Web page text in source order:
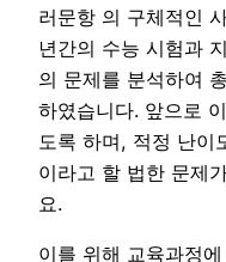
러문항 의 구체적인
년간의 수능 시험과
의 문제를 분석하여
하였습니다. 앞으로
도록 하며, 적정 난이
이라고 할 법한 문제
요.
이를 위해 교육과정